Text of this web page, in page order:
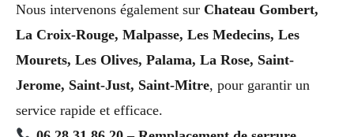
Nous intervenons également sur Chateau Gombert,
La Croix-Rouge, Malpasse, Les Medecins, Les
Mourets, Les Olives, Palama, La Rose, Saint-
Jerome, Saint-Just, Saint-Mitre, pour garantir un
service rapide et efficace.